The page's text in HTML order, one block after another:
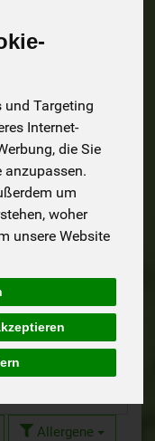
und Targeting
Internet-
die Sie
anzupassen.
um
woher
unsere Website
Fette
Allergene